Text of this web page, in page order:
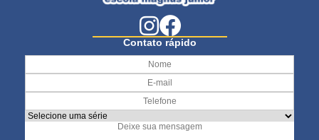
Contato rápido